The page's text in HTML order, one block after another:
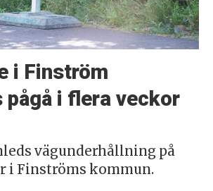
i Finström
i flera veckor
vägunderhållning på
i Finströms kommun.